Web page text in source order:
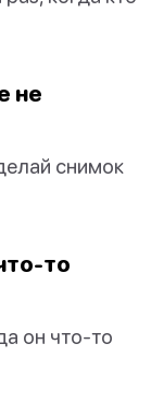
не
снимок
то
он что-то